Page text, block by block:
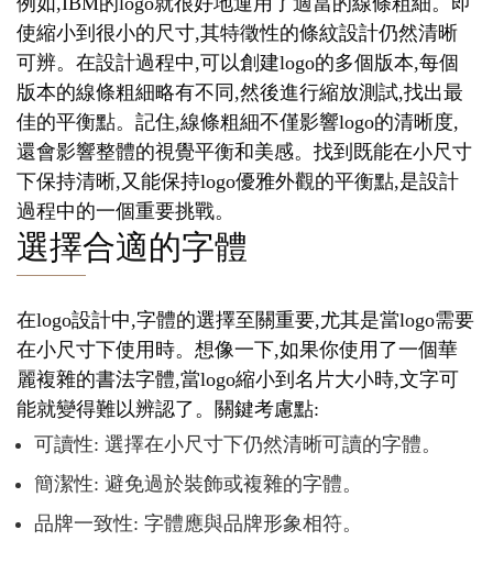
使縮小到很小的尺寸,其特徵性的條紋設計仍然清晰
可辨。在設計過程中,可以創建logo的多個版本,每個
版本的線條粗細略有不同,然後進行縮放測試,找出最
佳的平衡點。記住,線條粗細不僅影響logo的清晰度,
還會影響整體的視覺平衡和美感。找到既能在小尺寸
下保持清晰,又能保持logo優雅外觀的平衡點,是設計
過程中的一個重要挑戰。
選擇合適的字體
在logo設計中,字體的選擇至關重要,尤其是當logo需要
在小尺寸下使用時。想像一下,如果你使用了一個華
麗複雜的書法字體,當logo縮小到名片大小時,文字可
能就變得難以辨認了。關鍵考慮點:
可讀性: 選擇在小尺寸下仍然清晰可讀的字體。
簡潔性: 避免過於裝飾或複雜的字體。
品牌一致性: 字體應與品牌形象相符。